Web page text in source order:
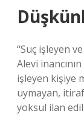
“Suç işleyen
Alevi
işleyen kişiye
uymayan,
yoksul ilan